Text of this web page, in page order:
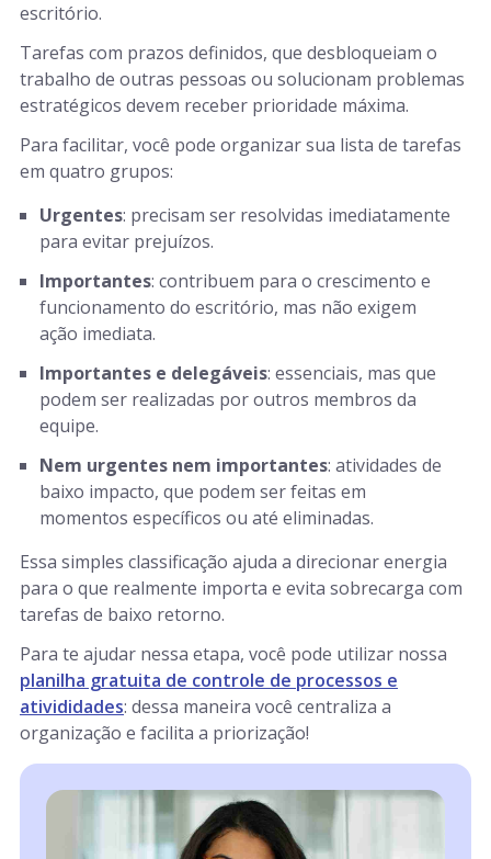
escritório.
Tarefas com prazos definidos, que desbloqueiam o
trabalho de outras pessoas ou solucionam problemas
estratégicos devem receber prioridade máxima.
Para facilitar, você pode organizar sua lista de tarefas
em quatro grupos:
Urgentes: precisam ser resolvidas imediatamente
para evitar prejuízos.
Importantes: contribuem para o crescimento e
funcionamento do escritório, mas não exigem
ação imediata.
Importantes e delegáveis: essenciais, mas que
podem ser realizadas por outros membros da
equipe.
Nem urgentes nem importantes: atividades de
baixo impacto, que podem ser feitas em
momentos específicos ou até eliminadas.
Essa simples classificação ajuda a direcionar energia
para o que realmente importa e evita sobrecarga com
tarefas de baixo retorno.
Para te ajudar nessa etapa, você pode utilizar nossa
planilha gratuita de controle de processos e
ativididades: dessa maneira você centraliza a
organização e facilita a priorização!